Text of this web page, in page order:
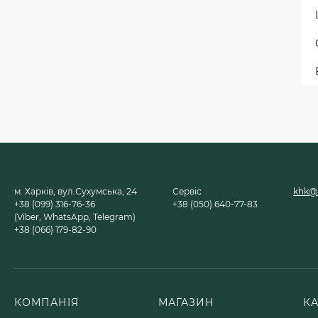
м. Харків, вул.Сухумська, 24
+38 (099) 316-76-36
(Viber, WhatsApp, Telegram)
+38 (066) 179-82-90
Сервіс
+38 (050) 640-77-83
КОМПАНІЯ МАГАЗИН